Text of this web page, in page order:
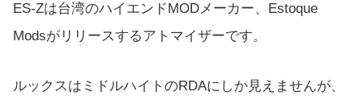
ES-Zは台湾のハイエンドMODメーカー、Estoque
Modsがリリースするアトマイザーです。
ルックスはミドルハイトのRDAにしか見えませんが、